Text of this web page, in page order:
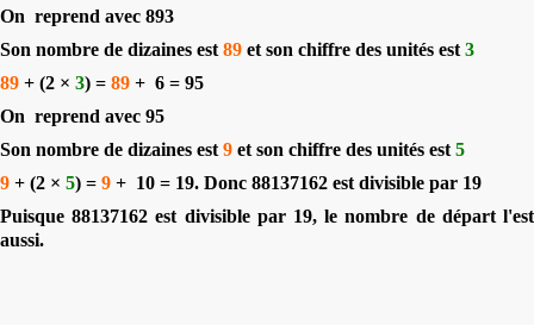
On reprend avec 893
Son nombre de dizaines est 89 et son chiffre des unités est 3
89 + (2 × 3) = 89 + 6 = 95
On reprend avec 95
Son nombre de dizaines est 9 et son chiffre des unités est 5
9 + (2 × 5) = 9 + 10 = 19. Donc 88137162 est divisible par 19
Puisque 88137162 est divisible par 19, le nombre de départ l'est
aussi.